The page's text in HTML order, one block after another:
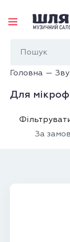
Головна
Для